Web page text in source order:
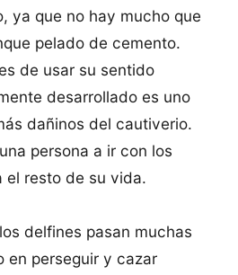
ya que no hay mucho que
pelado de cemento.
de usar su sentido
desarrollado es uno
dañinos del cautiverio.
persona a ir con los
el resto de su vida.
los delfines pasan muchas
en perseguir y cazar